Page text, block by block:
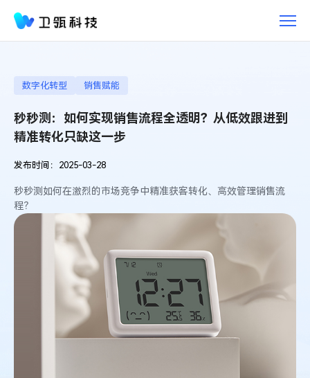
测：
明？
数字化转型 销售赋能
秒秒测：如何实现销售流程全透明？从低效跟进到
精准转化只缺这一步
发布时间：2025-03-28
秒秒测如何在激烈的市场竞争中精准获客转化、高效管理销售流
程？